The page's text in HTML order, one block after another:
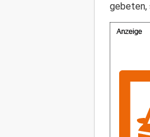
gebeten,